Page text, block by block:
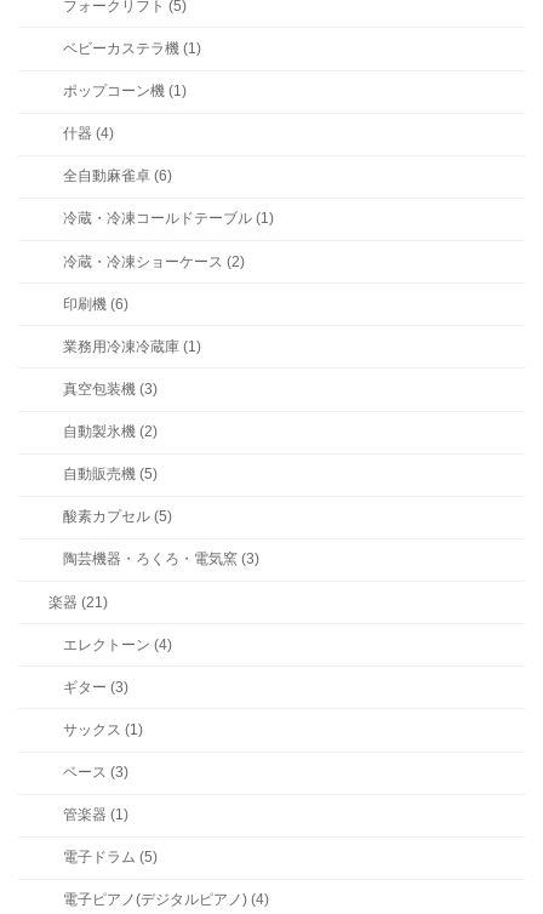
フォークリフト (5)
ベビーカステラ機 (1)
ポップコーン機 (1)
什器 (4)
全自動麻雀卓 (6)
冷蔵・冷凍コールドテーブル (1)
冷蔵・冷凍ショーケース (2)
印刷機 (6)
業務用冷凍冷蔵庫 (1)
真空包装機 (3)
自動製氷機 (2)
自動販売機 (5)
酸素カプセル (5)
陶芸機器・ろくろ・電気窯 (3)
楽器 (21)
エレクトーン (4)
ギター (3)
サックス (1)
ベース (3)
管楽器 (1)
電子ドラム (5)
電子ピアノ(デジタルピアノ) (4)